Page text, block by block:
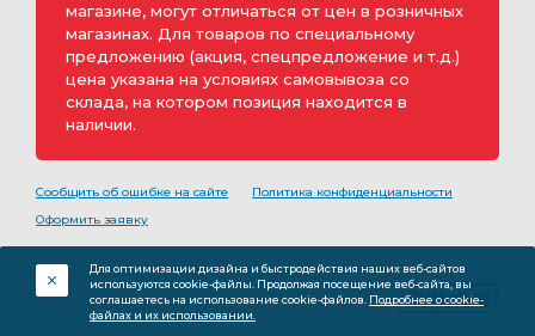
магазине, могут отличаться от цен в розничных
магазинах. Для товаров по специальному
предложению (акция, спецпредложение и т.д.)
цена указана на условиях самовывоза со
склада, на котором позиция находится в
наличии.
Сообщить об ошибке на сайте
Политика конфиденциальности
Оформить заявку
обозначением ООО «РуМоторс». Все права на
разработку принадлежат ООО «Румоторс». Не является
публичной офертой.
Для оптимизации дизайна и быстродействия наших веб-сайтов
используются cookie-файлы. Продолжая посещение веб-сайта, вы
соглашаетесь на использование cookie-файлов. Подробнее о cookie-
файлах и их использовании.